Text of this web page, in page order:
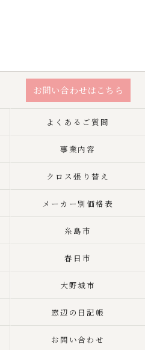
お問い合わせはこちら
よくあるご質問
事業内容
クロス張り替え
メーカー別価格表
糸島市
春日市
大野城市
窓辺の日記帳
お問い合わせ